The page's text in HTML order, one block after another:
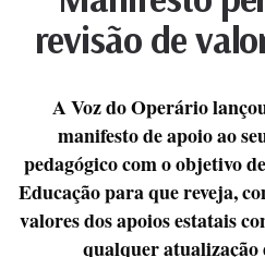
revisão de
A Voz do Operário
manifesto de apoio ao
pedagógico com o objetivo
Educação para que reveja,
valores dos apoios estatais
qualquer atualização